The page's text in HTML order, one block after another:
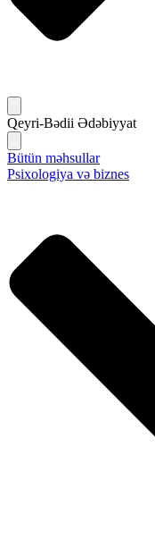
Qeyri-Bədii Ədəbiyyat
Bütün məhsullar
Psixologiya və biznes